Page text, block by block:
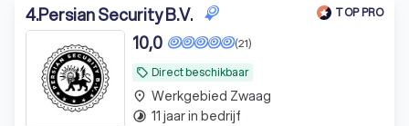
4.Persian Security B.V. TOP PRO
local_offer Direct beschikbaar
(21)
10,0
place Werkgebied Zwaag
timelapse 11 jaar in bedrijf